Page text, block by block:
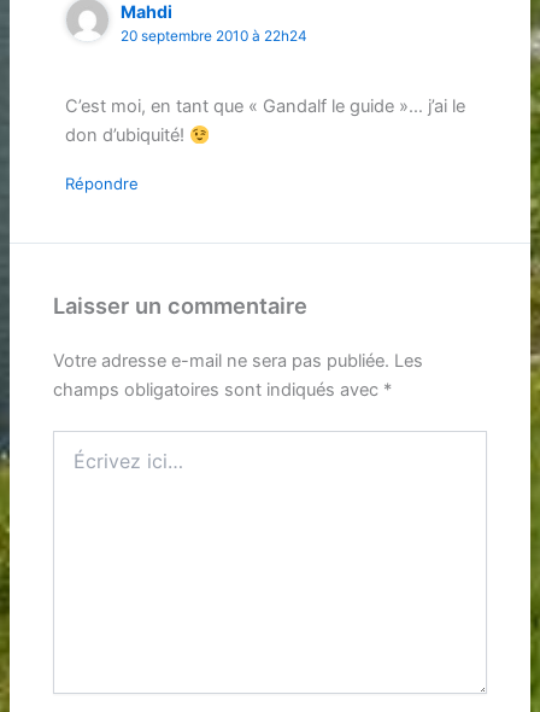
Mahdi
20 septembre 2010 à 22h24
C’est moi, en tant que « Gandalf le guide »… j’ai le
don d’ubiquité!
Répondre
Laisser un commentaire
Votre adresse e-mail ne sera pas publiée. Les
champs obligatoires sont indiqués avec *
ici…